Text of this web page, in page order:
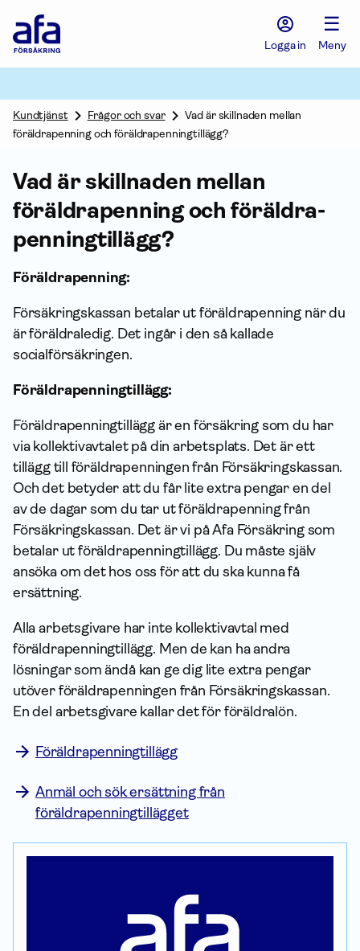
Försäkring
Logga in
☰
Meny
Kundtjänst Frågor och svar
Vad är skillnaden mellan
föräldrapenning och föräldrapenningtillägg?
Vad är skillnaden mellan
föräldrapenning och föräldra­
penning­tillägg?
Föräldrapenning:
Försäkrings­kassan betalar ut föräldrapenning när du
är föräldraledig. Det ingår i den så kallade
socialförsäkringen.
Föräldrapenningtillägg:
Föräldra­penning­tillägg är en för­säkring som du har
via kollektiv­avtalet på din arbetsplats. Det är ett
tillägg till föräldrapenningen från Försäkrings­kassan.
Och det betyder att du får lite extra pengar en del
av de dagar som du tar ut föräldrapenning från
Försäkrings­kassan. Det är vi på Afa För­säkring som
betalar ut föräldra­penning­tillägg. Du måste själv
ansöka om det hos oss för att du ska kunna få
ersättning.
Alla arbetsgivare har inte kollektiv­avtal med
föräldra­penning­tillägg. Men de kan ha andra
lösningar som ändå kan ge dig lite extra pengar
utöver föräldrapenningen från Försäkrings­kassan.
En del arbetsgivare kallar det för föräldralön.
Föräldrapenningtillägg
Anmäl och sök ersättning från
föräldrapenningtillägget